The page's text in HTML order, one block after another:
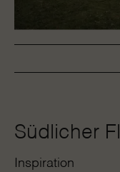
Südlicher
Inspiration